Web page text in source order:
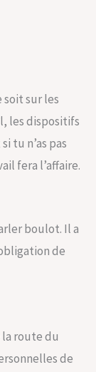
soit sur les
les dispositifs
tu n’as pas
fera l’affaire.
boulot. Il a
de
la route du
de